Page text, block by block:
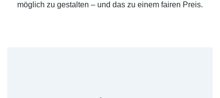
möglich zu gestalten – und das zu einem fairen Preis.